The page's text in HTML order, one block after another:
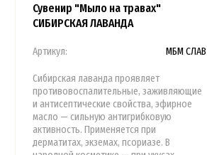
Сувенир "Мыло на травах"
СИБИРСКАЯ ЛАВАНДА
Артикул: МБМ СЛАВ
Сибирская лаванда проявляет
противовоспалительные, заживляющие
и антисептические свойства, эфирное
масло — сильную антигрибковую
активность. Применяется при
дерматитах, экземах, псориазе. В